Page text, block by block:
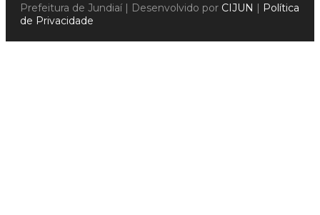
Prefeitura de Jundiaí | Desenvolvido por CIJUN | Política
de Privacidade